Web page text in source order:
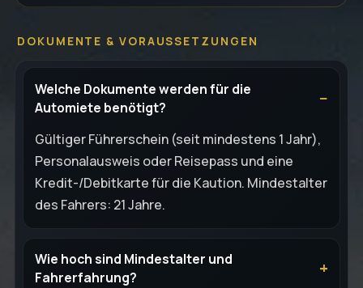
DOKUMENTE & VORAUSSETZUNGEN
Welche Dokumente werden für die
Automiete benötigt?
Gültiger Führerschein (seit mindestens 1 Jahr),
Personalausweis oder Reisepass und eine
Kredit-/Debitkarte für die Kaution. Mindestalter
des Fahrers: 21 Jahre.
Wie hoch sind Mindestalter und
Fahrerfahrung?